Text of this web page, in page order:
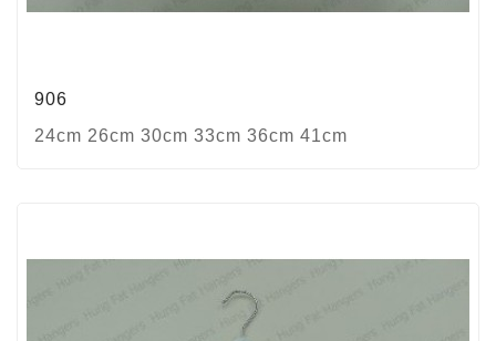
906
24cm 26cm 30cm 33cm 36cm 41cm